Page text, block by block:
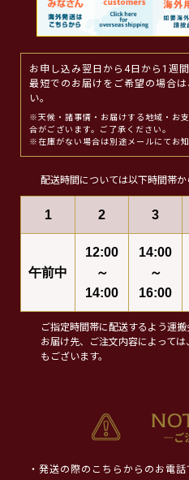
お申し込み翌日から4日から1週
最短でのお届けをご希望の場合は
い。
※天候・諸事情・お届けする地域・お
合がございます。ご了承ください。
※在庫がない場合は別途メールにてお知
配送時間については以下時間帯か
1 2 3
午前中
12:00
～
14:00
14:00
～
16:00
ご指定時間帯に配送するよう運搬
お届け先、ご注文内容によって
もございます。
・発送の際のこちらからのお電